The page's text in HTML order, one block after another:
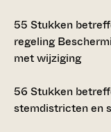
55 Stukken
regeling
met wijziging
56 Stukken
stemdistricten en